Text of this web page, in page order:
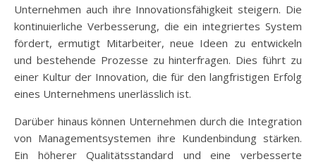
Unternehmen auch ihre Innovationsfähigkeit steigern. Die
kontinuierliche Verbesserung, die ein integriertes System
fördert, ermutigt Mitarbeiter, neue Ideen zu entwickeln
und bestehende Prozesse zu hinterfragen. Dies führt zu
einer Kultur der Innovation, die für den langfristigen Erfolg
eines Unternehmens unerlässlich ist.
Darüber hinaus können Unternehmen durch die Integration
von Managementsystemen ihre Kundenbindung stärken.
Ein höherer Qualitätsstandard und eine verbesserte